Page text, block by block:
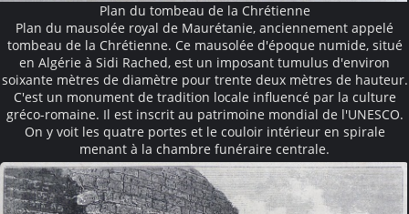
Plan du tombeau de la Chrétienne
Plan du mausolée royal de Maurétanie, anciennement appelé
tombeau de la Chrétienne. Ce mausolée d'époque numide, situé
en Algérie à Sidi Rached, est un imposant tumulus d'environ
soixante mètres de diamètre pour trente deux mètres de hauteur.
C'est un monument de tradition locale influencé par la culture
gréco-romaine. Il est inscrit au patrimoine mondial de l'UNESCO.
On y voit les quatre portes et le couloir intérieur en spirale
menant à la chambre funéraire centrale.